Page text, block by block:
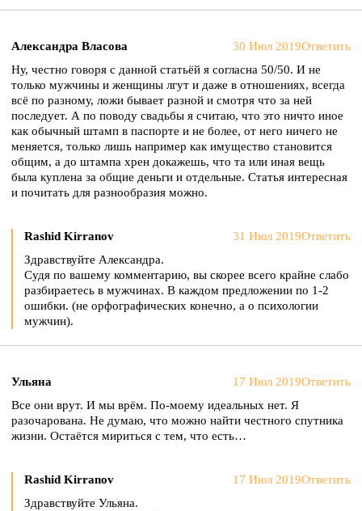
Александра Власова 30 Июл 2019Ответить
Ну, честно говоря с данной статьёй я согласна 50/50. И не
только мужчины и женщины лгут и даже в отношениях, всегда
всё по разному, ложи бывает разной и смотря что за ней
последует. А по поводу свадьбы я считаю, что это ничто иное
как обычный штамп в паспорте и не более, от него ничего не
меняется, только лишь например как имущество становится
общим, а до штампа хрен докажешь, что та или иная вещь
была куплена за общие деньги и отдельные. Статья интересная
и почитать для разнообразия можно.
Rashid Kirranov 31 Июл 2019Ответить
Здравствуйте Александра.
Судя по вашему комментарию, вы скорее всего крайне слабо
разбираетесь в мужчинах. В каждом предложении по 1-2
ошибки. (не орфографических конечно, а о психологии
мужчин).
Ульяна 17 Июл 2019Ответить
Все они врут. И мы врём. По-моему идеальных нет. Я
разочарована. Не думаю, что можно найти честного спутника
жизни. Остаётся мириться с тем, что есть…
Rashid Kirranov 17 Июл 2019Ответить
Здравствуйте Ульяна.